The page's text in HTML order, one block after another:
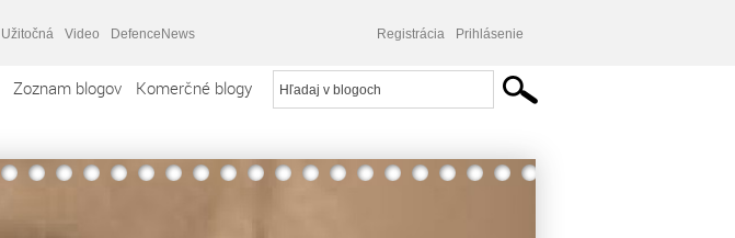
Užitočná Video DefenceNews Registrácia Prihlásenie
Zoznam blogov Komerčné blogy